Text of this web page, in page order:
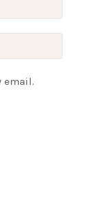
email.